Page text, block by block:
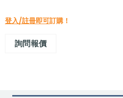
登入/註冊即可訂購！
詢問報價